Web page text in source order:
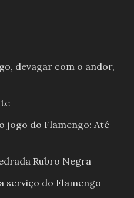
devagar com o andor,
jogo do Flamengo: Até
Rubro Negra
serviço do Flamengo